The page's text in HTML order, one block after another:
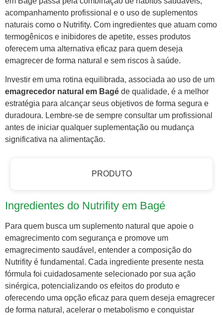
acompanhamento profissional e o uso de suplementos
naturais como o Nutrifity. Com ingredientes que atuam como
termogênicos e inibidores de apetite, esses produtos
oferecem uma alternativa eficaz para quem deseja
emagrecer de forma natural e sem riscos à saúde.
Investir em uma rotina equilibrada, associada ao uso de um
emagrecedor natural em Bagé de qualidade, é a melhor
estratégia para alcançar seus objetivos de forma segura e
duradoura. Lembre-se de sempre consultar um profissional
antes de iniciar qualquer suplementação ou mudança
significativa na alimentação.
PRODUTO
Ingredientes do Nutrifity em Bagé
Para quem busca um suplemento natural que apoie o
emagrecimento com segurança e promove um
emagrecimento saudável, entender a composição do
Nutrifity é fundamental. Cada ingrediente presente nesta
fórmula foi cuidadosamente selecionado por sua ação
sinérgica, potencializando os efeitos do produto e
oferecendo uma opção eficaz para quem deseja emagrecer
de forma natural, acelerar o metabolismo e conquistar